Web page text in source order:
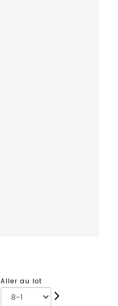
Aller au lot